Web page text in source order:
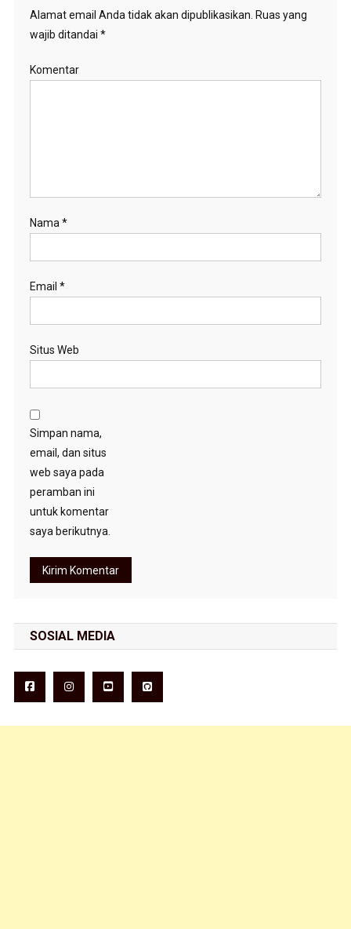
Alamat email Anda tidak akan dipublikasikan. Ruas yang
wajib ditandai *
Komentar
Nama *
Email *
Situs Web
Simpan nama,
email, dan situs
web saya pada
peramban ini
untuk komentar
saya berikutnya.
SOSIAL MEDIA